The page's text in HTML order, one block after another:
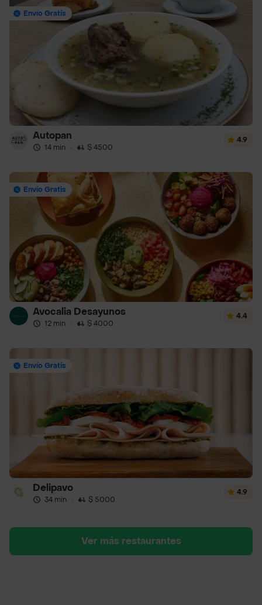
Envío Gratis
Autopan
14 min · $ 4500
4.9
Envío Gratis
Avocalia Desayunos
12 min · $ 4000
4.4
Envío Gratis
Delipavo
34 min · $ 5000
4.9
Ver más restaurantes